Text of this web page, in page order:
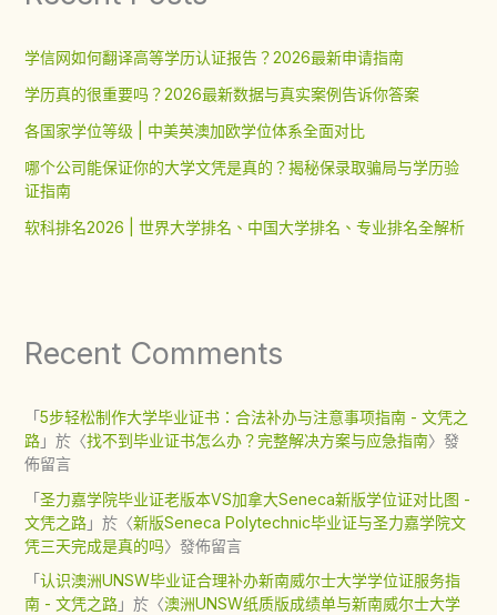
学信网如何翻译高等学历认证报告？2026最新申请指南
学历真的很重要吗？2026最新数据与真实案例告诉你答案
各国家学位等级 | 中美英澳加欧学位体系全面对比
哪个公司能保证你的大学文凭是真的？揭秘保录取骗局与学历验
证指南
软科排名2026 | 世界大学排名、中国大学排名、专业排名全解析
Recent Comments
「5步轻松制作大学毕业证书：合法补办与注意事项指南 - 文凭之
路」於〈找不到毕业证书怎么办？完整解决方案与应急指南〉發
佈留言
「圣力嘉学院毕业证老版本VS加拿大Seneca新版学位证对比图 -
文凭之路」於〈新版Seneca Polytechnic毕业证与圣力嘉学院文
凭三天完成是真的吗〉發佈留言
「认识澳洲UNSW毕业证合理补办新南威尔士大学学位证服务指
南 - 文凭之路」於〈澳洲UNSW纸质版成绩单与新南威尔士大学